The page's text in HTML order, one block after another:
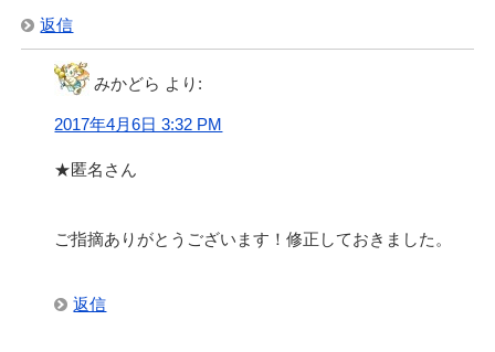
返信
みかどら より:
2017年4月6日 3:32 PM
★匿名さん
ご指摘ありがとうございます！修正しておきました。
返信